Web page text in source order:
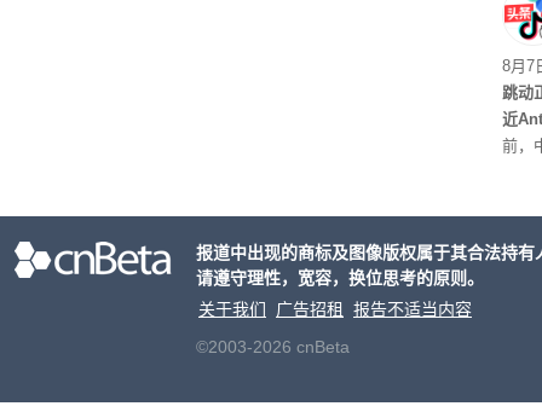
有可
最
8月7
跳动
近
前，
报道中出现的商标及图像版权属于其合法持
请遵守理性，宽容，换位思考的原则。
关于我们
广告招租
报告不适当内容
©2003-2026 cnBeta